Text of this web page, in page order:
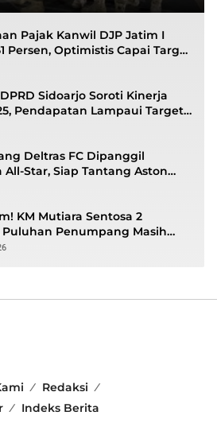
Pajak Kanwil DJP Jatim I
Persen, Optimistis Capai Target
Sidoarjo Soroti Kinerja
Pendapatan Lampaui Target
Berbalik Jadi Surplus
Deltras FC Dipanggil
All-Star, Siap Tantang Aston
KM Mutiara Sentosa 2
Puluhan Penumpang Masih
Evakuasi
Redaksi
Indeks Berita